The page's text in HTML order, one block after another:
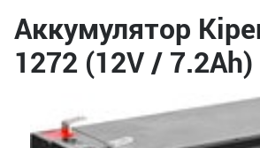
Аккумулятор
1272 (12V / 7.2Ah)